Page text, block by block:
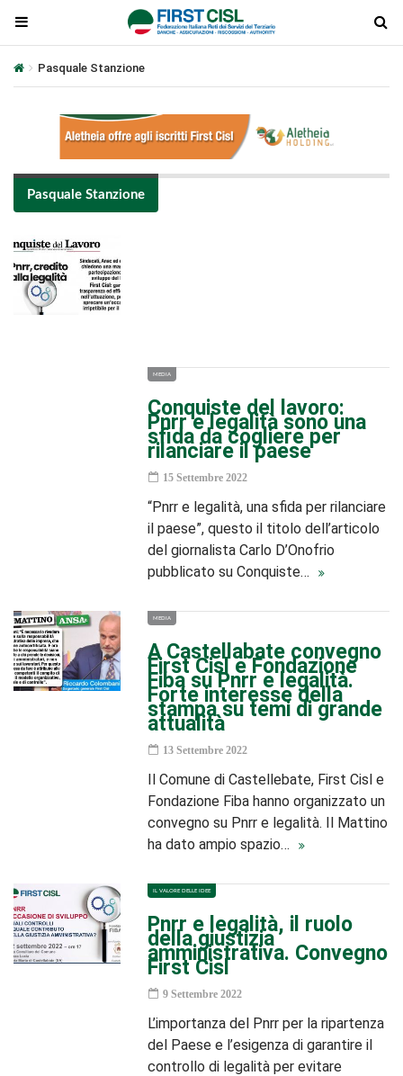
Pasquale Stanzione
Pasquale Stanzione
MEDIA
Conquiste del lavoro:
Pnrr e legalità sono una
sfida da cogliere per
rilanciare il paese
15 Settembre 2022
“Pnrr e legalità, una sfida per rilanciare
il paese”, questo il titolo dell’articolo
del giornalista Carlo D’Onofrio
pubblicato su Conquiste…
MEDIA
A Castellabate convegno
First Cisl e Fondazione
Fiba su Pnrr e legalità.
Forte interesse della
stampa su temi di grande
attualità
13 Settembre 2022
Il Comune di Castellebate, First Cisl e
Fondazione Fiba hanno organizzato un
convegno su Pnrr e legalità. Il Mattino
ha dato ampio spazio…
IL VALORE DELLE IDEE
Pnrr e legalità, il ruolo
della giustizia
amministrativa. Convegno
First Cisl
9 Settembre 2022
L’importanza del Pnrr per la ripartenza
del Paese e l’esigenza di garantire il
controllo di legalità per evitare